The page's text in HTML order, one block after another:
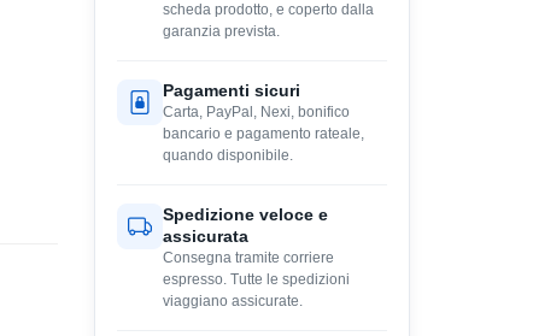
scheda prodotto, e coperto dalla
garanzia prevista.
Pagamenti sicuri
Carta, PayPal, Nexi, bonifico
bancario e pagamento rateale,
quando disponibile.
Spedizione veloce e
assicurata
Consegna tramite corriere
espresso. Tutte le spedizioni
viaggiano assicurate.